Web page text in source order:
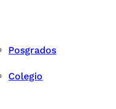
Posgrados
Colegio